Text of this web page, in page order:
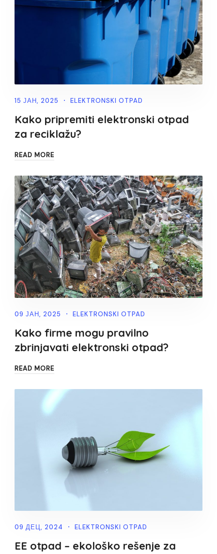
15 ЈАН, 2025 ELEKTRONSKI OTPAD
Kako pripremiti elektronski otpad
za reciklažu?
READ MORE
09 ЈАН, 2025 ELEKTRONSKI OTPAD
Kako firme mogu pravilno
zbrinjavati elektronski otpad?
READ MORE
09 ДЕЦ, 2024 ELEKTRONSKI OTPAD
EE otpad – ekološko rešenje za